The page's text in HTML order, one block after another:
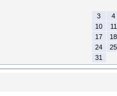
3
4
10
11
17
18
24
25
31